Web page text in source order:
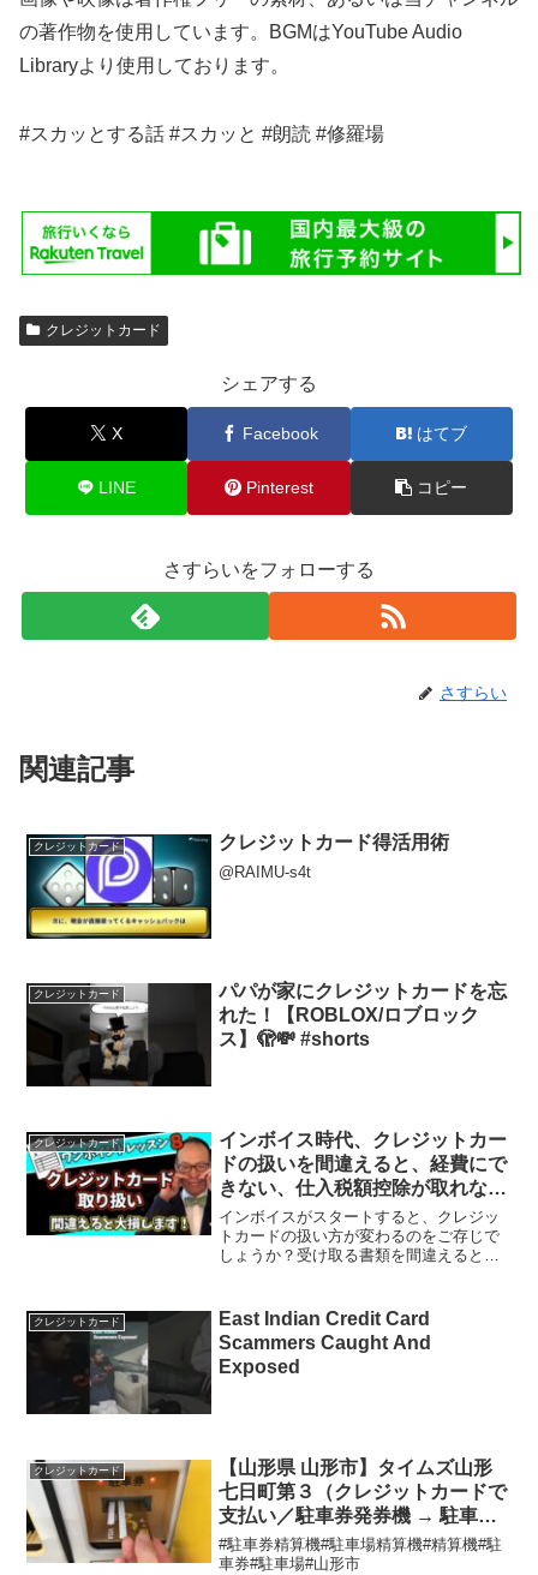
の著作物を使用しています。BGMはYouTube Audio
Libraryより使用しております。
#スカッとする話 #スカッと #朗読 #修羅場
クレジットカード
シェアする
X Facebook はてブ
LINE Pinterest コピー
さすらいをフォローする
さすらい
関連記事
クレジットカード クレジットカード得活用術
@RAIMU-s4t
クレジットカード
パパが家にクレジットカードを忘
れた！【ROBLOX/ロブロック
ス】🫣💸 #shorts
クレジットカード
インボイス時代、クレジットカー
ドの扱いを間違えると、経費にで
きない、仕入税額控除が取れない
「二重苦」の大損確定です！イン
ボイスワンポイントレッスン8
#259
インボイスがスタートすると、クレジッ
トカードの扱い方が変わるのをご存じで
しょうか？受け取る書類を間違えると、
す！今後、クレジットやキャッシュレス
決済が多くなるにあたって...
クレジットカード
East Indian Credit Card
Scammers Caught And
Exposed
クレジットカード
【山形県 山形市】タイムズ山形
七日町第３（クレジットカードで
支払い／駐車券発券機 → 駐車券
→ 出口精算機）
#駐車券精算機#駐車場精算機#精算機#駐
車券#駐車場#山形市